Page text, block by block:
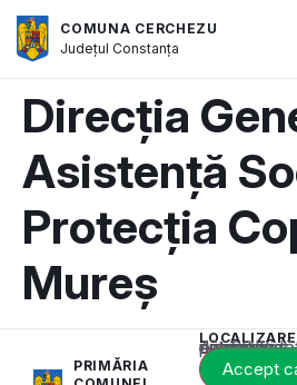
COMUNA CERCHEZU
JudețulConstanța
Direcția
Asistență
Protecția
Mureș
PRIMĂRIA
LOCALIZARE
Acest conținut este blocat până când acceptați categoria corespunzătoare de cookie-uri.
Accept